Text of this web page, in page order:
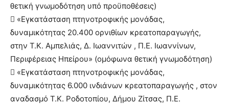
θετική γνωμοδότηση υπό προϋποθέσεις)
 «Εγκατάσταση πτηνοτροφικής μονάδας,
δυναμικότητας 20.400 ορνιθίων κρεατοπαραγωγής,
στην Τ.Κ. Αμπελιάς, Δ. Ιωαννιτών , Π.Ε. Ιωαννίνων,
Περιφέρειας Ηπείρου» (ομόφωνα θετική γνωμοδότηση)
 «Εγκατάσταση πτηνοτροφικής μονάδας,
δυναμικότητας 6.000 ινδιάνων κρεατοπαραγωγής , στον
αναδασμό Τ.Κ. Ροδοτοπίου, Δήμου Ζίτσας, Π.Ε.